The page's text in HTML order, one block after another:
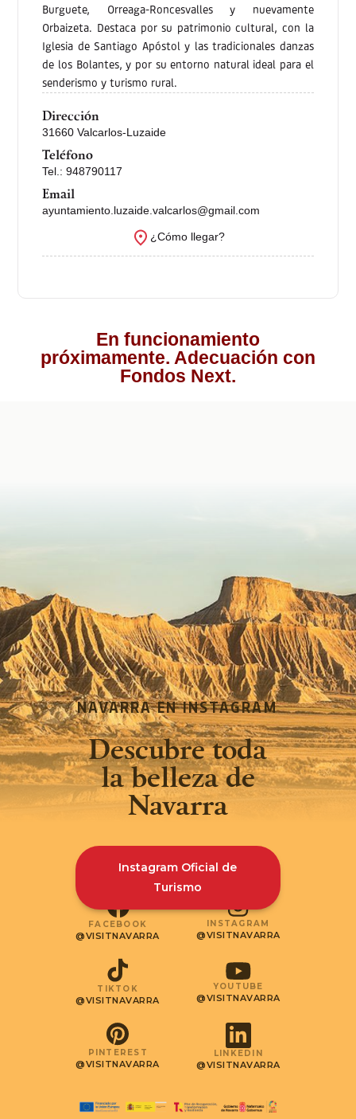
Burguete, Orreaga-Roncesvalles y nuevamente
Orbaizeta. Destaca por su patrimonio cultural, con la
Iglesia de Santiago Apóstol y las tradicionales danzas
de los Bolantes, y por su entorno natural ideal para el
senderismo y turismo rural.
Dirección
31660 Valcarlos-Luzaide
Teléfono
Tel.: 948790117
Email
ayuntamiento.luzaide.valcarlos@gmail.com
¿Cómo llegar?
En funcionamiento
próximamente. Adecuación con
Fondos Next.
NAVARRA EN INSTAGRAM
Descubre toda
la belleza de
Navarra
Instagram Oficial de
Turismo
FACEBOOK
@VISITNAVARRA
INSTAGRAM
@VISITNAVARRA
TIKTOK
@VISITNAVARRA
YOUTUBE
@VISITNAVARRA
PINTEREST
@VISITNAVARRA
LINKEDIN
@VISITNAVARRA